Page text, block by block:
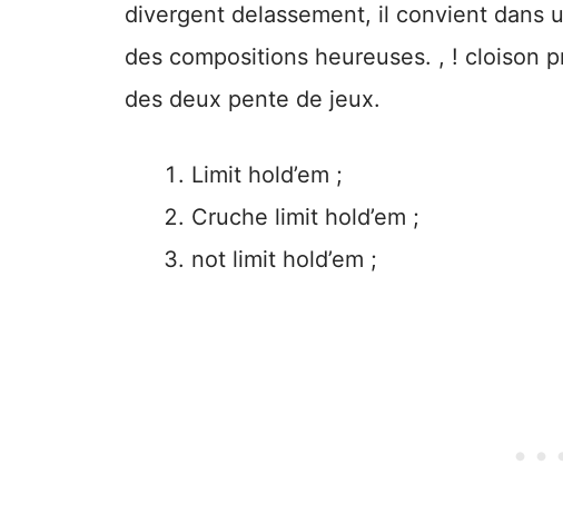
divergent delassement, il convient dans
des compositions heureuses. , ! cloison
des deux pente de jeux.
Limit hold’em ;
Cruche limit hold’em ;
not limit hold’em ;